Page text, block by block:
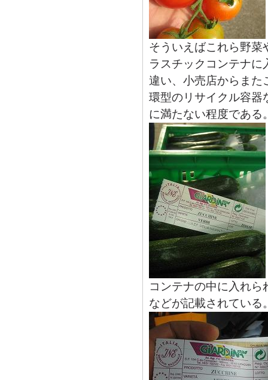
そういえばこれら野菜
ラスチックコンテナ
違い、小売店からまた
環型のリサイクル容器
に満たない程度である
コンテナの中に入れ
などが記載されている